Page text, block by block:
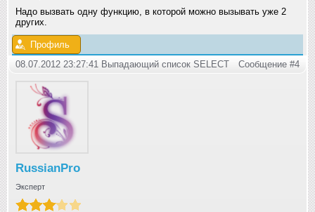
Надо вызвать одну функцию, в которой можно вызывать уже 2
других.
Профиль
08.07.2012 23:27:41 Выпадающий список SELECT
Сообщение #4
RussianPro
Эксперт